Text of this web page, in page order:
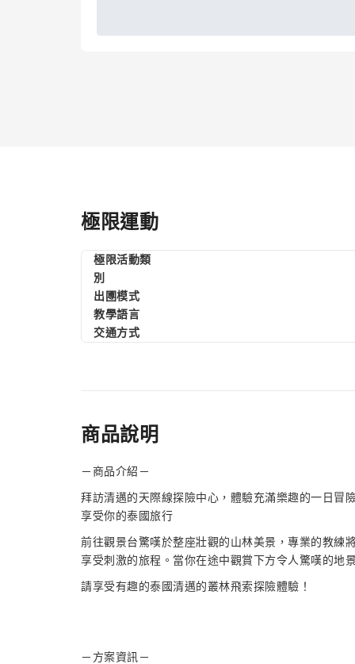
極限運動
極限活動類
別
出圑模式
教學語言
交通方式
商品說明
－商品介紹－
拜訪清邁的天際線探險中心，體驗充滿樂趣的一日冒
享受你的泰國旅行
前往觀景台驚嘆於整座壯觀的山林美景，專業的教練
享受刺激的旅程。當你在途中觀賞下方令人驚嘆的地
請享受有趣的泰國清邁的叢林飛索探險體驗！
－方案資訊－